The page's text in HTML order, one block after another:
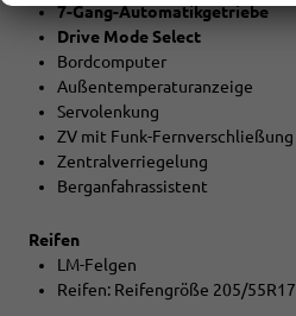
7-Gang-Automatikgetriebe
Drive Mode Select
Bordcomputer
Außentemperaturanzeige
Servolenkung
ZV mit Funk-Fernverschließung
Zentralverriegelung
Berganfahrassistent
Reifen
LM-Felgen
Reifen: Reifengröße 205/55R17